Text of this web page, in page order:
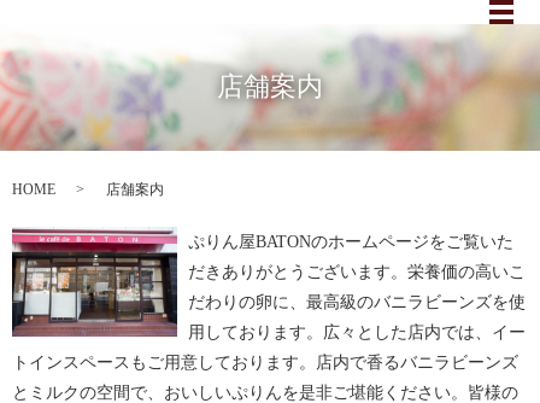
メ
店舗案内
HOME 店舗案内
ぷりん屋BATONのホームページをご覧いた
だきありがとうございます。栄養価の高いこ
だわりの卵に、最高級のバニラビーンズを使
用しております。広々とした店内では、イー
トインスペースもご用意しております。店内で香るバニラビーンズ
とミルクの空間で、おいしいぷりんを是非ご堪能ください。皆様の